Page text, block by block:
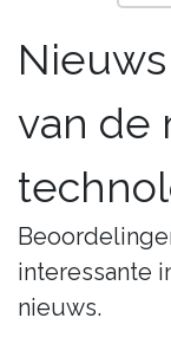
van de
interessante
nieuws.